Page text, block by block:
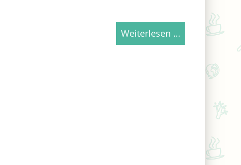
Weiterlesen …